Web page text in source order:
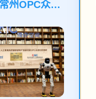
中国电信常州OPC众创社区